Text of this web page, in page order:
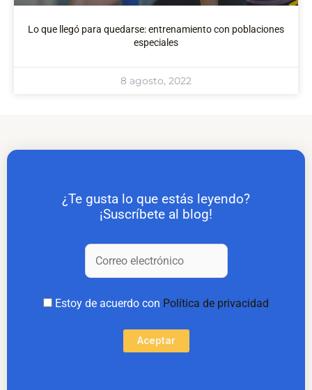
Lo que llegó para quedarse: entrenamiento con poblaciones
especiales
8 agosto, 2022
¿Te gusta lo que estás leyendo?
¡Suscríbete al blog!
Estoy de acuerdo con Política de privacidad
Aceptar